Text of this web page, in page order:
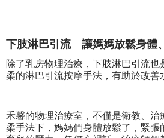
下肢淋巴引流 讓媽媽放鬆身體
除了乳房物理治療，下肢淋巴引流
柔的淋巴引流按摩手法，有助於改善
禾馨的物理治療室，不僅是衛教、
柔手法下，媽媽們身體放鬆了，緊張